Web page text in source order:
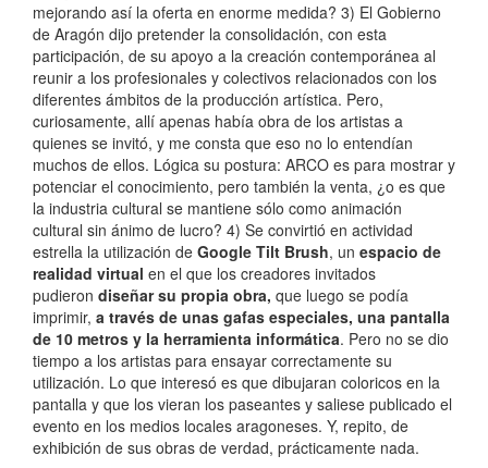
mejorando así la oferta en enorme medida? 3) El Gobierno
de Aragón dijo pretender la consolidación, con esta
participación, de su apoyo a la creación contemporánea al
reunir a los profesionales y colectivos relacionados con los
diferentes ámbitos de la producción artística. Pero,
curiosamente, allí apenas había obra de los artistas a
quienes se invitó, y me consta que eso no lo entendían
muchos de ellos. Lógica su postura: ARCO es para mostrar y
potenciar el conocimiento, pero también la venta, ¿o es que
la industria cultural se mantiene sólo como animación
cultural sin ánimo de lucro? 4) Se convirtió en actividad
estrella la utilización de Google Tilt Brush, un espacio de
realidad virtual en el que los creadores invitados
pudieron diseñar su propia obra, que luego se podía
imprimir, a través de unas gafas especiales, una pantalla
de 10 metros y la herramienta informática. Pero no se dio
tiempo a los artistas para ensayar correctamente su
utilización. Lo que interesó es que dibujaran coloricos en la
pantalla y que los vieran los paseantes y saliese publicado el
evento en los medios locales aragoneses. Y, repito, de
exhibición de sus obras de verdad, prácticamente nada.